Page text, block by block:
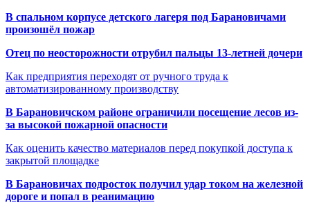
В спальном корпусе детского лагеря под Барановичами
произошёл пожар
Отец по неосторожности отрубил пальцы 13-летней дочери
Как предприятия переходят от ручного труда к
автоматизированному производству
В Барановичском районе ограничили посещение лесов из-
за высокой пожарной опасности
Как оценить качество материалов перед покупкой доступа к
закрытой площадке
В Барановичах подросток получил удар током на железной
дороге и попал в реанимацию